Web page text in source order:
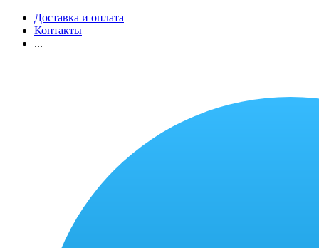
Доставка и оплата
Контакты
...